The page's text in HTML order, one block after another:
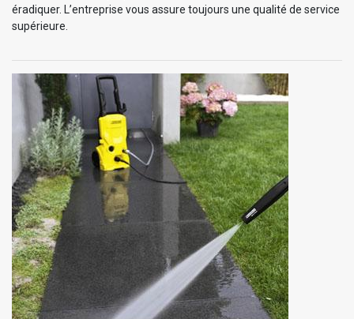
éradiquer. L’entreprise vous assure toujours une qualité de service
supérieure.